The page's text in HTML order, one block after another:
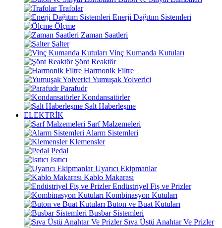
Trafolar
Enerji Dağıtım Sistemleri
Ölçme
Zaman Saatleri
Şalter
Vinç Kumanda Kutuları
Şönt Reaktör
Harmonik Filtre
Yumuşak Yolverici
Parafudr
Kondansatörler
Şalt Haberleşme
ELEKTRİK
Sarf Malzemeleri
Alarm Sistemleri
Klemensler
Pedal
Isıtıcı
Uyarıcı Ekipmanlar
Kablo Makarası
Endüstriyel Fiş ve Prizler
Kombinasyon Kutuları
Buton ve Buat Kutuları
Busbar Sistemleri
Sıva Üstü Anahtar Ve Prizler